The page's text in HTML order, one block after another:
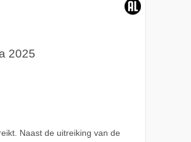
2025
Naast de uitreiking van de